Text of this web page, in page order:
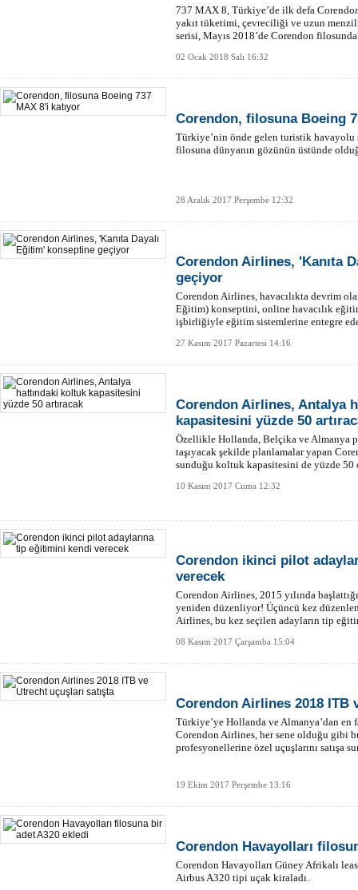
737 MAX 8, Türkiye’de ilk defa
yakıt tüketimi, çevreciliği ve uzun
serisi, Mayıs 2018’de Corendon
02 Ocak 2018 Salı 16:32
Corendon, filosuna Boeing
Türkiye’nin önde gelen turistik
filosuna dünyanın gözünün üstünde
28 Aralık 2017 Perşembe 12:32
Corendon Airlines, 'Kanıta
geçiyor
Corendon Airlines, havacılıkta devrim
Eğitim) konseptini, online havacılık
işbirliğiyle eğitim sistemlerine entegre
27 Kasım 2017 Pazartesi 14:16
Corendon Airlines, Antalya
kapasitesini yüzde 50
Özellikle Hollanda, Belçika ve Almanya
taşıyacak şekilde planlamalar yapan
sunduğu koltuk kapasitesini de yüzde 50
10 Kasım 2017 Cuma 12:32
Corendon ikinci pilot
verecek
Corendon Airlines, 2015 yılında
yeniden düzenliyor! Üçüncü kez
Airlines, bu kez seçilen adayların tip
08 Kasım 2017 Çarşamba 15:04
Corendon Airlines 2018 ITB
Türkiye’ye Hollanda ve Almanya’dan en
Corendon Airlines, her sene olduğu gibi
profesyonellerine özel uçuşlarını satışa
19 Ekim 2017 Perşembe 13:16
Corendon Havayolları
Corendon Havayolları Güney Afrikalı
Airbus A320 tipi uçak kiraladı.